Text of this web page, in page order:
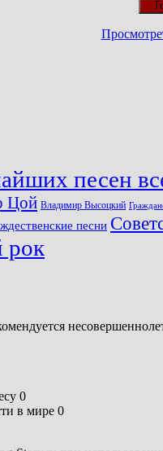
песен
Цой Владимир Высоцкий
песни
рок
0
в мире 0